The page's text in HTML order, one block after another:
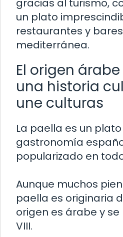
gracias al turismo,
un plato
restaurantes y
mediterránea.
El origen
una historia
une culturas
La paella es un
gastronomía
popularizado en
Aunque muchos
paella es originaria
origen es árabe y
VIII.